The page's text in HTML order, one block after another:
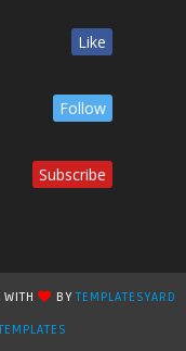
Like
Follow
Subscribe
WITH BYTEMPLATESYARD